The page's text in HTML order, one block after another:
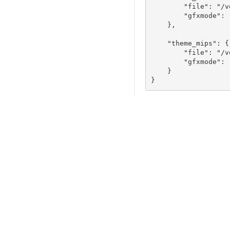
"file": "/
"gfxmode":
    },
    "theme_mips": {
"file": "/
"gfxmode":
    }